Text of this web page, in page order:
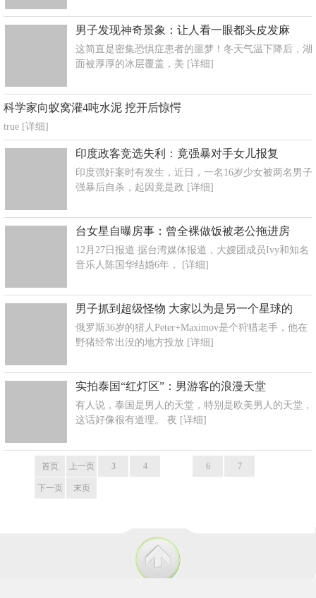
男子发现神奇景象：让人看一眼都头皮发麻
这简直是密集恐惧症患者的噩梦！冬天气温下降后，湖
面被厚厚的冰层覆盖，美 [详细]
科学家向蚁窝灌4吨水泥 挖开后惊愕
true [详细]
印度政客竞选失利：竟强暴对手女儿报复
印度强奸案时有发生，近日，一名16岁少女被两名男子
强暴后自杀，起因竟是政 [详细]
台女星自曝房事：曾全裸做饭被老公拖进房
12月27日报道 据台湾媒体报道，大嫂团成员Ivy和知名
音乐人陈国华结婚6年，
[详细]
男子抓到超级怪物 大家以为是另一个星球的
俄罗斯36岁的猎人Peter+Maximov是个狩猎老手，他在
野猪经常出没的地方投放 [详细]
实拍泰国“红灯区”：男游客的浪漫天堂
有人说，泰国是男人的天堂，特别是欧美男人的天堂，
这话好像很有道理。 夜 [详细]
首页 上一页 3 4 6 7
下一页 末页